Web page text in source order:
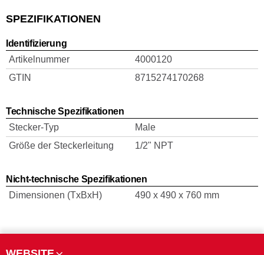
SPEZIFIKATIONEN
Identifizierung
Artikelnummer
4000120
GTIN
8715274170268
Technische Spezifikationen
Stecker-Typ
Male
Größe der Steckerleitung
1/2" NPT
Nicht-technische Spezifikationen
Dimensionen (TxBxH)
490 x 490 x 760 mm